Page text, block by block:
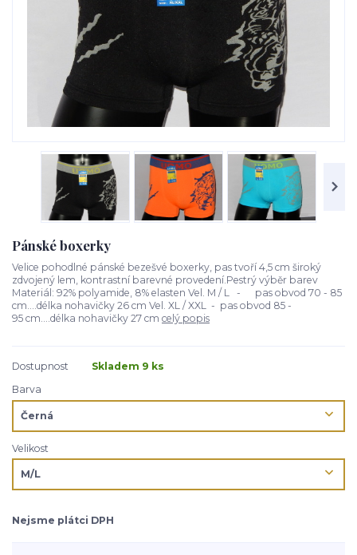
Pánské boxerky
Velice pohodlné pánské bezešvé boxerky, pas tvoří 4,5 cm široký
zdvojený lem, kontrastní barevné provedení.Pestrý výběr barev
Materiál: 92% polyamide, 8% elasten Vel. M / L - pas obvod 70 - 85
cm....délka nohavičky 26 cm Vel. XL / XXL - pas obvod 85 -
95 cm....délka nohavičky 27 cm celý popis
Dostupnost
Skladem 9 ks
Barva
Velikost
Nejsme plátci DPH